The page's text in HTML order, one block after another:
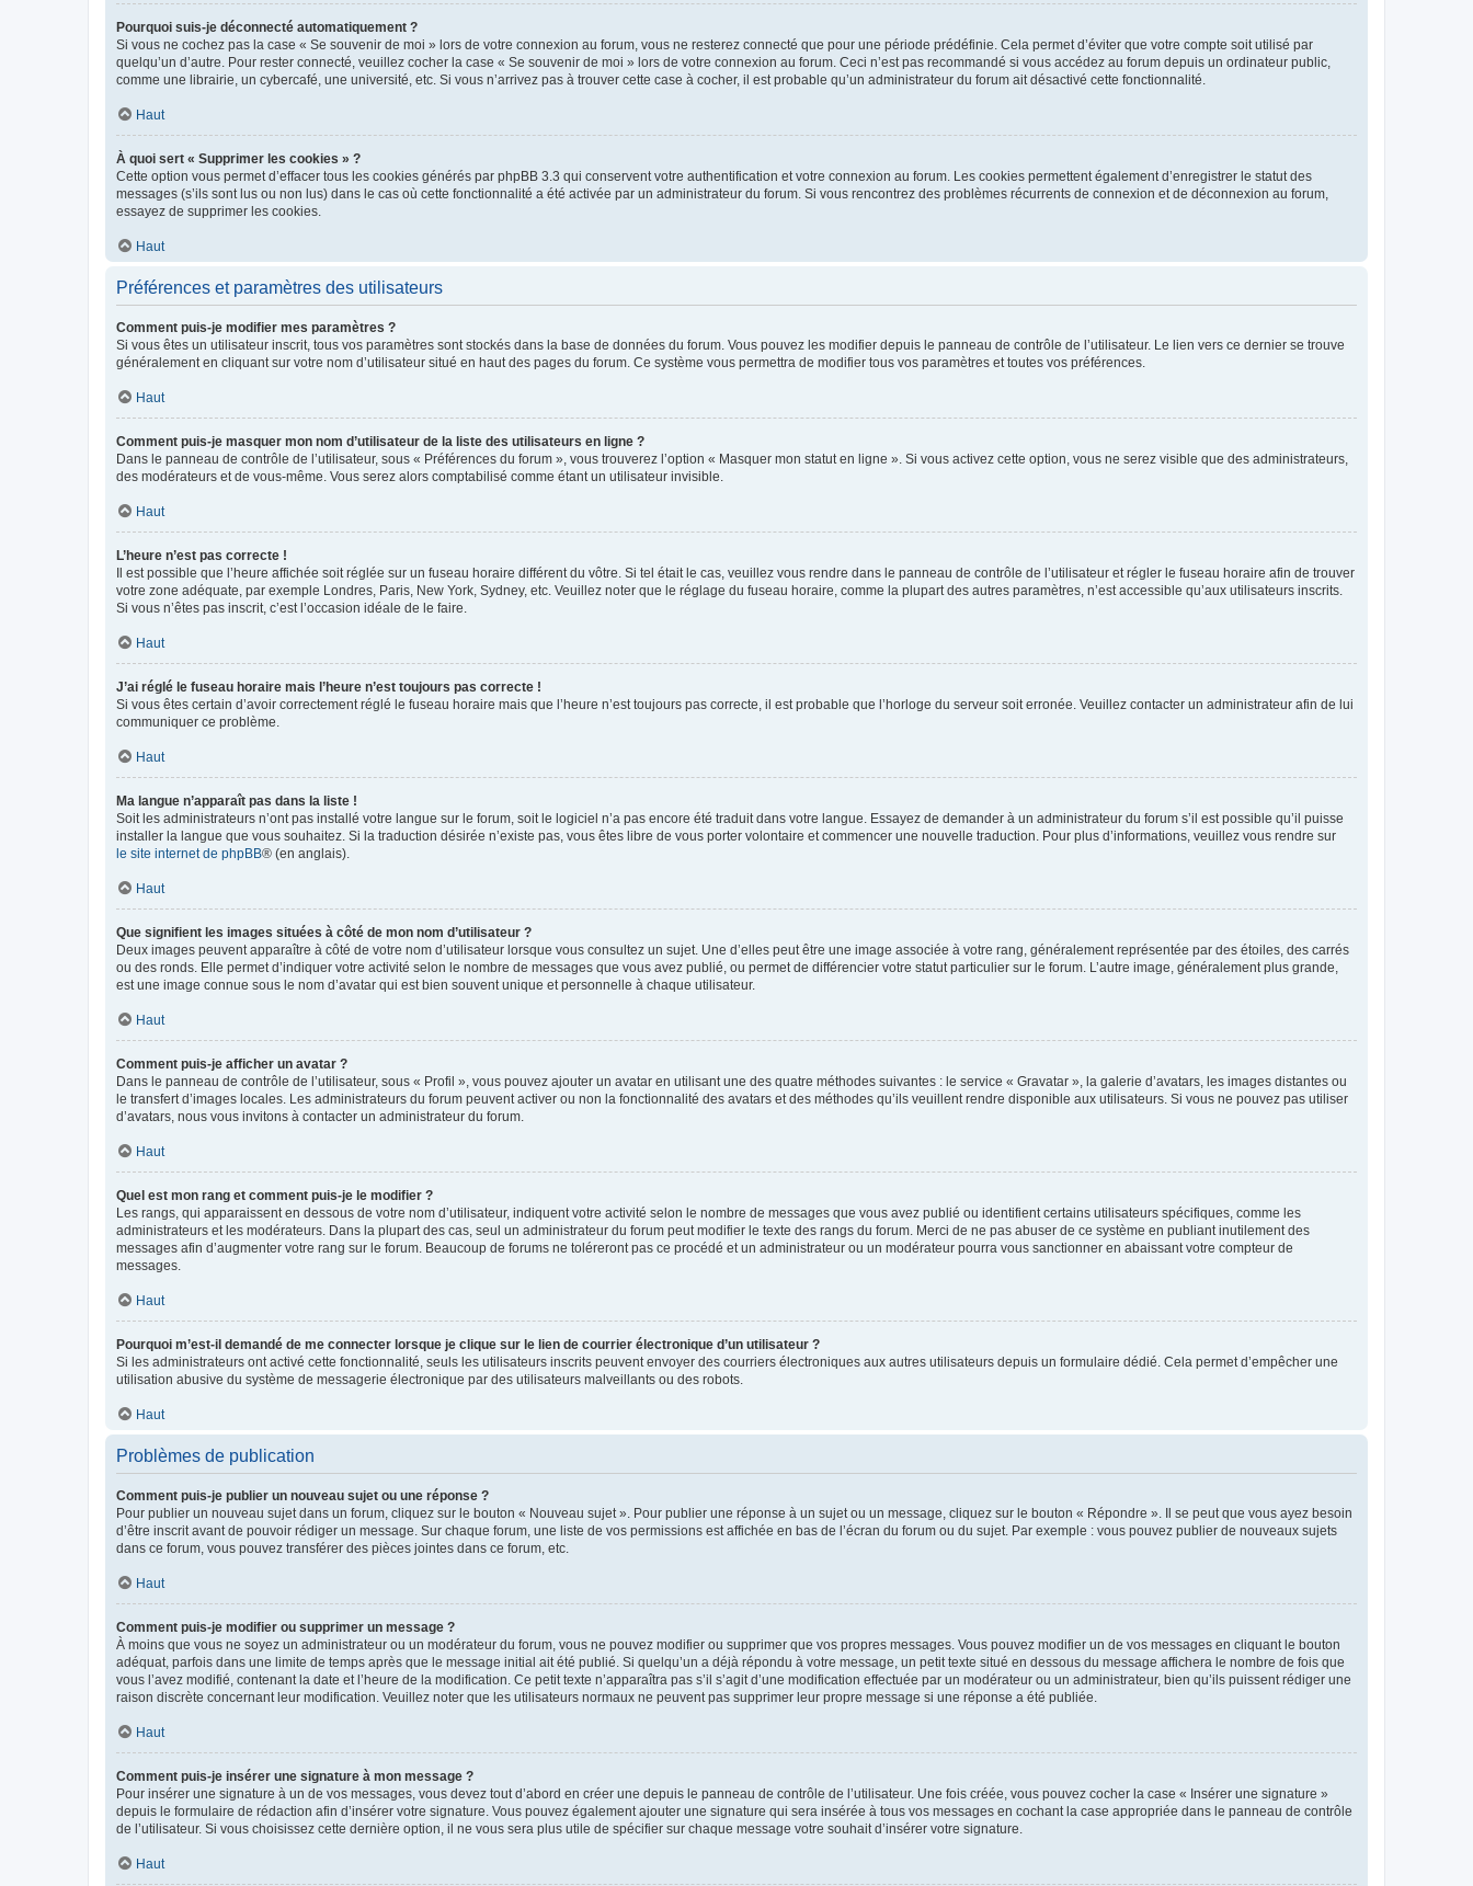
Pourquoi suis-je déconnecté automatiquement ?
Si vous ne cochez pas la case « Se souvenir de moi » lors de votre connexion au forum, vous ne resterez connecté que pour une période prédéfinie. Cela permet d’éviter que votre compte soit utilisé par
quelqu’un d’autre. Pour rester connecté, veuillez cocher la case « Se souvenir de moi » lors de votre connexion au forum. Ceci n’est pas recommandé si vous accédez au forum depuis un ordinateur public,
comme une librairie, un cybercafé, une université, etc. Si vous n’arrivez pas à trouver cette case à cocher, il est probable qu’un administrateur du forum ait désactivé cette fonctionnalité.
Haut
À quoi sert « Supprimer les cookies » ?
Cette option vous permet d’effacer tous les cookies générés par phpBB 3.3 qui conservent votre authentification et votre connexion au forum. Les cookies permettent également d’enregistrer le statut des
messages (s’ils sont lus ou non lus) dans le cas où cette fonctionnalité a été activée par un administrateur du forum. Si vous rencontrez des problèmes récurrents de connexion et de déconnexion au forum,
essayez de supprimer les cookies.
Haut
Préférences et paramètres des utilisateurs
Comment puis-je modifier mes paramètres ?
Si vous êtes un utilisateur inscrit, tous vos paramètres sont stockés dans la base de données du forum. Vous pouvez les modifier depuis le panneau de contrôle de l’utilisateur. Le lien vers ce dernier se trouve
généralement en cliquant sur votre nom d’utilisateur situé en haut des pages du forum. Ce système vous permettra de modifier tous vos paramètres et toutes vos préférences.
Haut
Comment puis-je masquer mon nom d’utilisateur de la liste des utilisateurs en ligne ?
Dans le panneau de contrôle de l’utilisateur, sous « Préférences du forum », vous trouverez l’option « Masquer mon statut en ligne ». Si vous activez cette option, vous ne serez visible que des administrateurs,
des modérateurs et de vous-même. Vous serez alors comptabilisé comme étant un utilisateur invisible.
Haut
L’heure n’est pas correcte !
Il est possible que l’heure affichée soit réglée sur un fuseau horaire différent du vôtre. Si tel était le cas, veuillez vous rendre dans le panneau de contrôle de l’utilisateur et régler le fuseau horaire afin de trouver
votre zone adéquate, par exemple Londres, Paris, New York, Sydney, etc. Veuillez noter que le réglage du fuseau horaire, comme la plupart des autres paramètres, n’est accessible qu’aux utilisateurs inscrits.
Si vous n’êtes pas inscrit, c’est l’occasion idéale de le faire.
Haut
J’ai réglé le fuseau horaire mais l’heure n’est toujours pas correcte !
Si vous êtes certain d’avoir correctement réglé le fuseau horaire mais que l’heure n’est toujours pas correcte, il est probable que l’horloge du serveur soit erronée. Veuillez contacter un administrateur afin de lui
communiquer ce problème.
Haut
Ma langue n’apparaît pas dans la liste !
Soit les administrateurs n’ont pas installé votre langue sur le forum, soit le logiciel n’a pas encore été traduit dans votre langue. Essayez de demander à un administrateur du forum s’il est possible qu’il puisse
installer la langue que vous souhaitez. Si la traduction désirée n’existe pas, vous êtes libre de vous porter volontaire et commencer une nouvelle traduction. Pour plus d’informations, veuillez vous rendre sur
le site internet de phpBB® (en anglais).
Haut
Que signifient les images situées à côté de mon nom d’utilisateur ?
Deux images peuvent apparaître à côté de votre nom d’utilisateur lorsque vous consultez un sujet. Une d’elles peut être une image associée à votre rang, généralement représentée par des étoiles, des carrés
ou des ronds. Elle permet d’indiquer votre activité selon le nombre de messages que vous avez publié, ou permet de différencier votre statut particulier sur le forum. L’autre image, généralement plus grande,
est une image connue sous le nom d’avatar qui est bien souvent unique et personnelle à chaque utilisateur.
Haut
Comment puis-je afficher un avatar ?
Dans le panneau de contrôle de l’utilisateur, sous « Profil », vous pouvez ajouter un avatar en utilisant une des quatre méthodes suivantes : le service « Gravatar », la galerie d’avatars, les images distantes ou
le transfert d’images locales. Les administrateurs du forum peuvent activer ou non la fonctionnalité des avatars et des méthodes qu’ils veuillent rendre disponible aux utilisateurs. Si vous ne pouvez pas utiliser
d’avatars, nous vous invitons à contacter un administrateur du forum.
Haut
Quel est mon rang et comment puis-je le modifier ?
Les rangs, qui apparaissent en dessous de votre nom d’utilisateur, indiquent votre activité selon le nombre de messages que vous avez publié ou identifient certains utilisateurs spécifiques, comme les
administrateurs et les modérateurs. Dans la plupart des cas, seul un administrateur du forum peut modifier le texte des rangs du forum. Merci de ne pas abuser de ce système en publiant inutilement des
messages afin d’augmenter votre rang sur le forum. Beaucoup de forums ne toléreront pas ce procédé et un administrateur ou un modérateur pourra vous sanctionner en abaissant votre compteur de
messages.
Haut
Pourquoi m’est-il demandé de me connecter lorsque je clique sur le lien de courrier électronique d’un utilisateur ?
Si les administrateurs ont activé cette fonctionnalité, seuls les utilisateurs inscrits peuvent envoyer des courriers électroniques aux autres utilisateurs depuis un formulaire dédié. Cela permet d’empêcher une
utilisation abusive du système de messagerie électronique par des utilisateurs malveillants ou des robots.
Haut
Problèmes de publication
Comment puis-je publier un nouveau sujet ou une réponse ?
Pour publier un nouveau sujet dans un forum, cliquez sur le bouton « Nouveau sujet ». Pour publier une réponse à un sujet ou un message, cliquez sur le bouton « Répondre ». Il se peut que vous ayez besoin
d’être inscrit avant de pouvoir rédiger un message. Sur chaque forum, une liste de vos permissions est affichée en bas de l’écran du forum ou du sujet. Par exemple : vous pouvez publier de nouveaux sujets
dans ce forum, vous pouvez transférer des pièces jointes dans ce forum, etc.
Haut
Comment puis-je modifier ou supprimer un message ?
À moins que vous ne soyez un administrateur ou un modérateur du forum, vous ne pouvez modifier ou supprimer que vos propres messages. Vous pouvez modifier un de vos messages en cliquant le bouton
adéquat, parfois dans une limite de temps après que le message initial ait été publié. Si quelqu’un a déjà répondu à votre message, un petit texte situé en dessous du message affichera le nombre de fois que
vous l’avez modifié, contenant la date et l’heure de la modification. Ce petit texte n’apparaîtra pas s’il s’agit d’une modification effectuée par un modérateur ou un administrateur, bien qu’ils puissent rédiger une
raison discrète concernant leur modification. Veuillez noter que les utilisateurs normaux ne peuvent pas supprimer leur propre message si une réponse a été publiée.
Haut
Comment puis-je insérer une signature à mon message ?
Pour insérer une signature à un de vos messages, vous devez tout d’abord en créer une depuis le panneau de contrôle de l’utilisateur. Une fois créée, vous pouvez cocher la case « Insérer une signature »
depuis le formulaire de rédaction afin d’insérer votre signature. Vous pouvez également ajouter une signature qui sera insérée à tous vos messages en cochant la case appropriée dans le panneau de contrôle
de l’utilisateur. Si vous choisissez cette dernière option, il ne vous sera plus utile de spécifier sur chaque message votre souhait d’insérer votre signature.
Haut